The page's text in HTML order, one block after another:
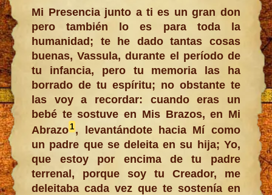
Mi Presencia junto a ti es un gran don
pero también lo es para toda la
humanidad; te he dado tantas cosas
buenas, Vassula, durante el período de
tu infancia, pero tu memoria las ha
borrado de tu espíritu; no obstante te
las voy a recordar: cuando eras un
bebé te sostuve en Mis Brazos, en Mi
Abrazo1 , levantándote hacia Mí como
un padre que se deleita en su hija; Yo,
que estoy por encima de tu padre
terrenal, porque soy tu Creador, me
deleitaba cada vez que te sostenía en